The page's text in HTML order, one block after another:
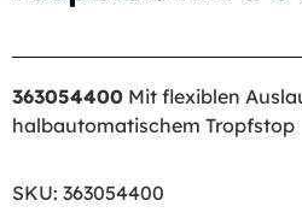
363054400 Mit flexiblen
halbautomatischem Tropfstop
SKU: 363054400